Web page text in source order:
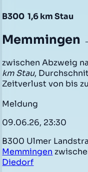
B300 1,6 km Stau
Memmingen
zwischen Abzweig
km Stau,
Zeitverlust von bis
Meldung
09.06.26, 23:30
B300 Ulmer
Memmingen
Diedorf